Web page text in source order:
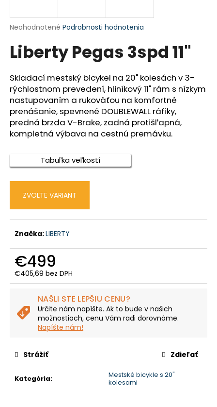
Priemerné
produktu
je
z
5
hviezdičiek.
Neohodnotené Podrobnosti hodnotenia
Liberty Pegas 3spd 11"
Skladací mestský bicykel na 20" kolesách v 3-
rýchlostnom prevedení, hliníkový 11" rám s nízkym
nastupovaním a rukoväťou na komfortné
prenášanie, spevnené DOUBLEWALL ráfiky,
predná brzda V-Brake, zadná protišľapná,
kompletná výbava na cestnú premávku.
Tabuľka veľkostí
ZVOĽTE VARIANT
Značka:LIBERTY
€499
€405,69 bez DPH
Jednotková
NAŠLI STE LEPŠIU CENU?
Určite nám napíšte. Ak to bude v našich
možnostiach, cenu Vám radi dorovnáme.
Napíšte nám!
Kategória:
Mestské bicykle s 20"
kolesami
Strážiť Zdieľať
j
ť
?
HĽADAŤ
d
ú
č
a
m
e
LIBERTY
HYPERION
SPD